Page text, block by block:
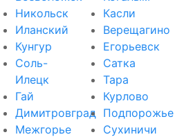
Никольск
Иланский
Кунгур
Соль-
Илецк
Гай
Димитровград
Межгорье
Касли
Верещагино
Егорьевск
Сатка
Тара
Курлово
Подпорожье
Сухиничи